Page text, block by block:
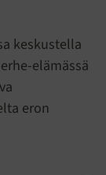
keskustella
elämässä
eron